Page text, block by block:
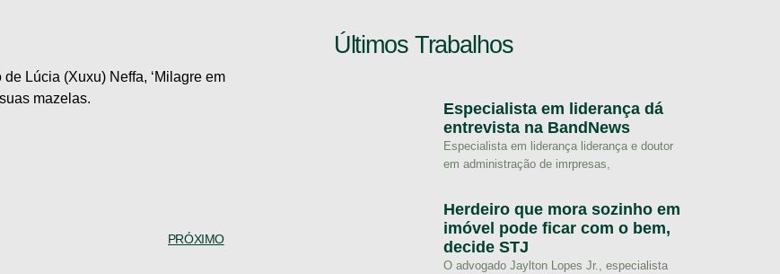
Lúcia (Xuxu) Neffa, ‘Milagre em
mazelas.
PRÓXIMO
Últimos Trabalhos
Especialista em liderança dá
entrevista na BandNews
Especialista em liderança liderança e doutor
em administração de imrpresas,
Herdeiro que mora sozinho em
imóvel pode ficar com o bem,
decide STJ
O advogado Jaylton Lopes Jr., especialista